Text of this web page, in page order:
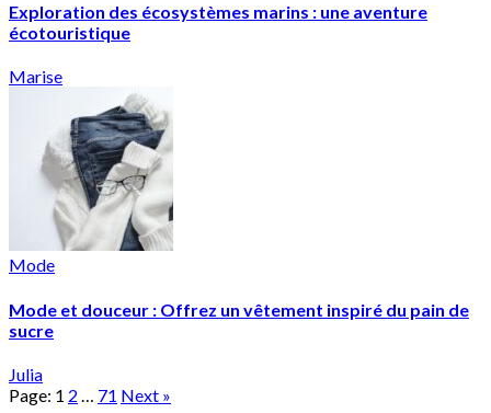
Exploration des écosystèmes marins : une aventure
écotouristique
Marise
Mode
Mode et douceur : Offrez un vêtement inspiré du pain de
sucre
Julia
Page: 1 2 … 71 Next »